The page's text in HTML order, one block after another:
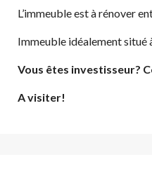
L’immeuble est à rénover
Immeuble idéalement situé
Vous êtes investisseur?
A visiter!